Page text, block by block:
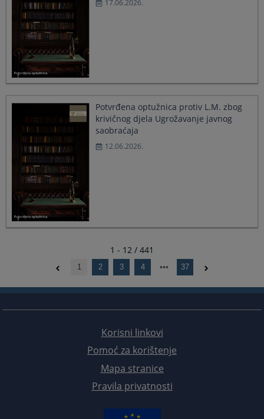
17.06.2026.
Potvrđena optužnica protiv L.M. zbog
krivičnog djela Ugrožavanje javnog
saobraćaja
12.06.2026.
1 - 12 / 441
1 2 3 4 37
Korisni linkovi
Pomoć za korištenje
Mapa stranice
Pravila privatnosti